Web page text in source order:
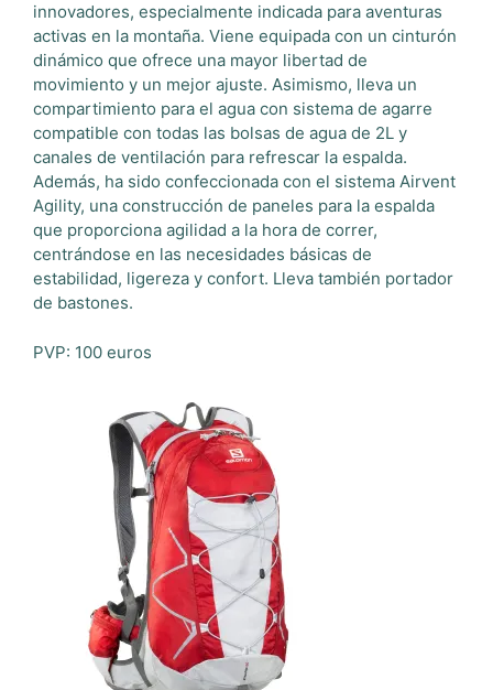
innovadores, especialmente indicada para aventuras
activas en la montaña. Viene equipada con un cinturón
dinámico que ofrece una mayor libertad de
movimiento y un mejor ajuste. Asimismo, lleva un
compartimiento para el agua con sistema de agarre
compatible con todas las bolsas de agua de 2L y
canales de ventilación para refrescar la espalda.
Además, ha sido confeccionada con el sistema Airvent
Agility, una construcción de paneles para la espalda
que proporciona agilidad a la hora de correr,
centrándose en las necesidades básicas de
estabilidad, ligereza y confort. Lleva también portador
de bastones.
PVP: 100 euros